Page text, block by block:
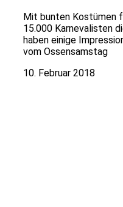
Mit bunten Kostümen
15.000 Karnevalisten
haben einige
vom Ossensamstag
10. Februar 2018